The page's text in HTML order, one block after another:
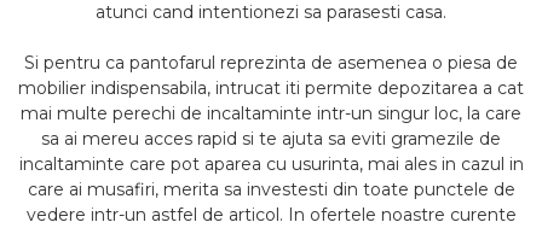
atunci cand intentionezi sa parasesti casa.
Si pentru ca pantofarul reprezinta de asemenea o piesa de
mobilier indispensabila, intrucat iti permite depozitarea a cat
mai multe perechi de incaltaminte intr-un singur loc, la care
sa ai mereu acces rapid si te ajuta sa eviti gramezile de
incaltaminte care pot aparea cu usurinta, mai ales in cazul in
care ai musafiri, merita sa investesti din toate punctele de
vedere intr-un astfel de articol. In ofertele noastre curente